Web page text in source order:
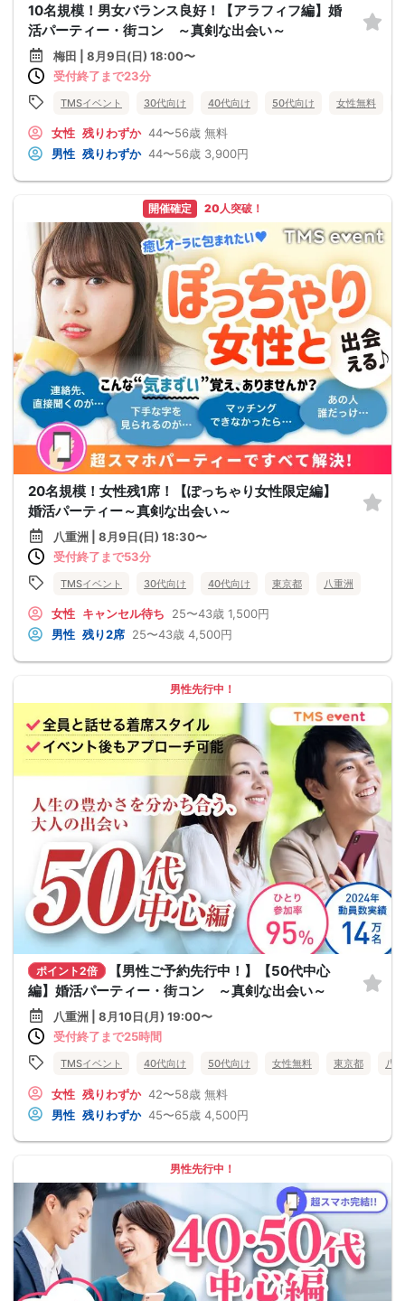
10名規模！男女バランス良好！【アラフィフ編】婚
活パーティー・街コン ～真剣な出会い～
梅田 | 8月9日(日) 18:00〜
受付終了まで23分
TMSイベント 30代向け 40代向け 50代向け 女性無料
女性 残りわずか 44〜56歳 無料
男性 残りわずか 44〜56歳 3,900円
開催確定 20人突破！
20名規模！女性残1席！【ぽっちゃり女性限定編】
婚活パーティー～真剣な出会い～
八重洲 | 8月9日(日) 18:30〜
受付終了まで53分
TMSイベント 30代向け 40代向け 東京都 八重洲
女性 キャンセル待ち 25〜43歳 1,500円
男性 残り2席 25〜43歳 4,500円
男性先行中！
ポイント2倍
【男性ご予約先行中！】【50代中心
編】婚活パーティー・街コン ～真剣な出会い～
八重洲 | 8月10日(月) 19:00〜
受付終了まで25時間
TMSイベント 40代向け 50代向け 女性無料 東京都 八
女性 残りわずか 42〜58歳 無料
男性 残りわずか 45〜65歳 4,500円
男性先行中！